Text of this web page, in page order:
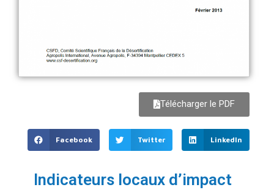
Télécharger le PDF
Facebook Twitter LinkedIn
Indicateurs locaux d’impact